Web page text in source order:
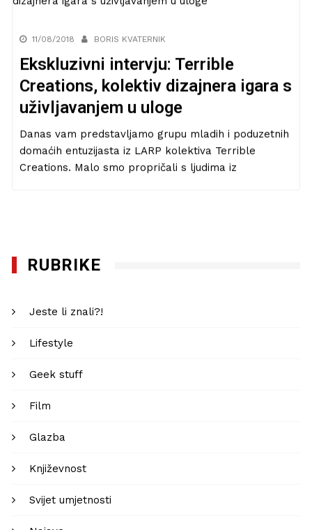
11/08/2018 BORIS KVATERNIK
Ekskluzivni intervju: Terrible
Creations, kolektiv dizajnera igara s
uživljavanjem u uloge
Danas vam predstavljamo grupu mladih i poduzetnih
domaćih entuzijasta iz LARP kolektiva Terrible
Creations. Malo smo propričali s ljudima iz
RUBRIKE
Jeste li znali?!
Lifestyle
Geek stuff
Film
Glazba
Književnost
Svijet umjetnosti